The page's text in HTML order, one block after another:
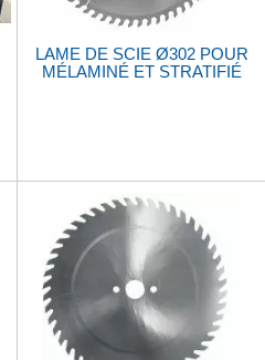
LAME DE SCIE Ø302 POUR
MÉLAMINÉ ET STRATIFIÉ